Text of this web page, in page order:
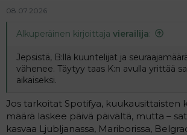
08.07.2026
Alkuperäinen kirjoittaja vierailija:
Jepsistä, B:llä kuuntelijat ja
vähenee. Täytyy taas K:n avulla yrittää
aikaiseksi.
Jos tarkoitat Spotifya, kuukausittaisten
määrä laskee päivä päivältä, mutta –
kasvaa Ljubljanassa, Mariborissa,